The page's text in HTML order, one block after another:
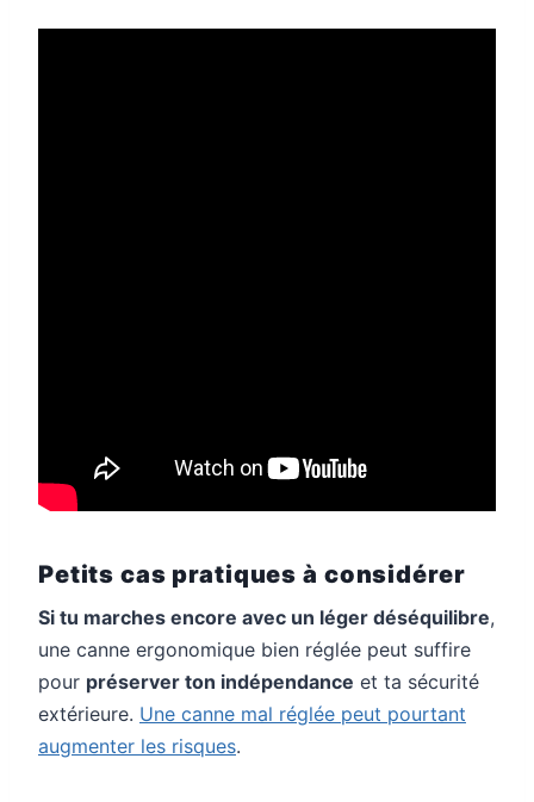
Petits cas pratiques à considérer
Si tu marches encore avec un léger déséquilibre,
une canne ergonomique bien réglée peut suffire
pour préserver ton indépendance et ta sécurité
extérieure. Une canne mal réglée peut pourtant
augmenter les risques.